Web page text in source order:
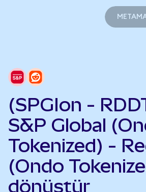
(SPGIon -
S&P Global
Tokenized) -
(Ondo
dönüştür